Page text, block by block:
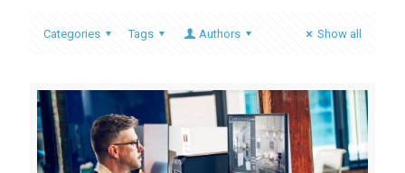
Categories Tags Authors Show all